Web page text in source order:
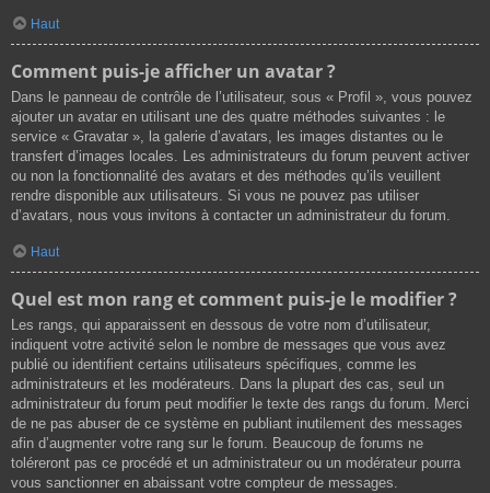
Haut
Comment puis-je afficher un avatar ?
Dans le panneau de contrôle de l’utilisateur, sous « Profil », vous pouvez
ajouter un avatar en utilisant une des quatre méthodes suivantes : le
service « Gravatar », la galerie d’avatars, les images distantes ou le
transfert d’images locales. Les administrateurs du forum peuvent activer
ou non la fonctionnalité des avatars et des méthodes qu’ils veuillent
rendre disponible aux utilisateurs. Si vous ne pouvez pas utiliser
d’avatars, nous vous invitons à contacter un administrateur du forum.
Haut
Quel est mon rang et comment puis-je le modifier ?
Les rangs, qui apparaissent en dessous de votre nom d’utilisateur,
indiquent votre activité selon le nombre de messages que vous avez
publié ou identifient certains utilisateurs spécifiques, comme les
administrateurs et les modérateurs. Dans la plupart des cas, seul un
administrateur du forum peut modifier le texte des rangs du forum. Merci
de ne pas abuser de ce système en publiant inutilement des messages
afin d’augmenter votre rang sur le forum. Beaucoup de forums ne
toléreront pas ce procédé et un administrateur ou un modérateur pourra
vous sanctionner en abaissant votre compteur de messages.